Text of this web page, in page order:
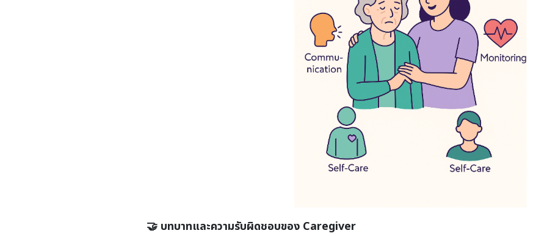
🤝 บทบาทและความรับผิดชอบของ Caregiver